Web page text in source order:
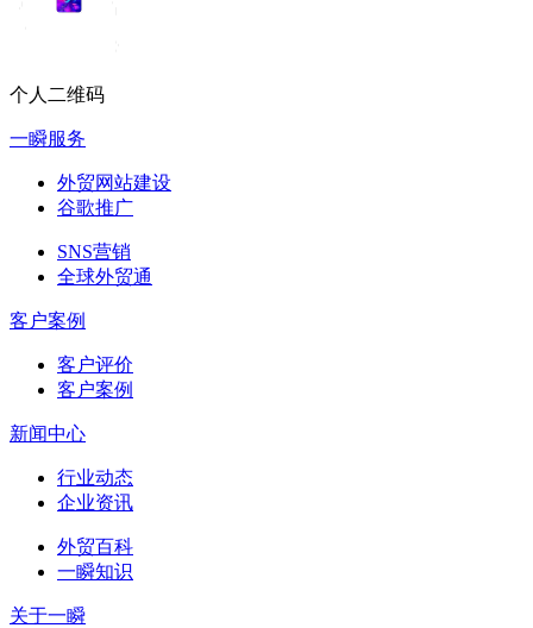
个人二维码
一瞬服务
外贸网站建设
谷歌推广
SNS营销
全球外贸通
客户案例
客户评价
客户案例
新闻中心
行业动态
企业资讯
外贸百科
一瞬知识
关于一瞬